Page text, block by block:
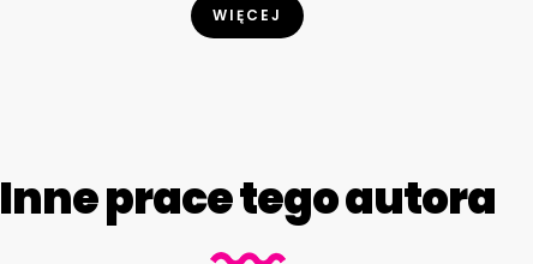
WIĘCEJ
Inne prace tego autora